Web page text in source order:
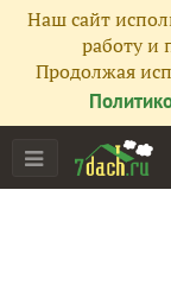
Наш сайт
работу и
Продолжая